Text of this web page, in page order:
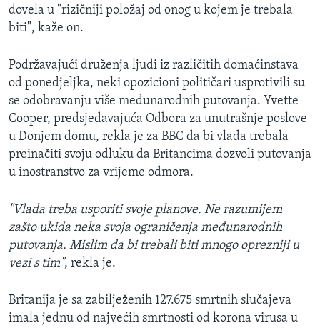
dovela u "rizičniji položaj od onog u kojem je trebala
biti", kaže on.
Podržavajući druženja ljudi iz različitih domaćinstava
od ponedjeljka, neki opozicioni političari usprotivili su
se odobravanju više međunarodnih putovanja. Yvette
Cooper, predsjedavajuća Odbora za unutrašnje poslove
u Donjem domu, rekla je za BBC da bi vlada trebala
preinačiti svoju odluku da Britancima dozvoli putovanja
u inostranstvo za vrijeme odmora.
"Vlada treba usporiti svoje planove. Ne razumijem
zašto ukida neka svoja ograničenja međunarodnih
putovanja. Mislim da bi trebali biti mnogo oprezniji u
vezi s tim", rekla je.
Britanija je sa zabilježenih 127.675 smrtnih slučajeva
imala jednu od najvećih smrtnosti od korona virusa u